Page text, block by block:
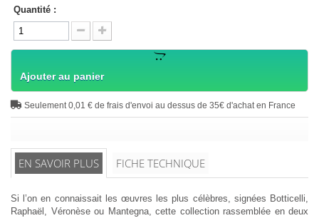
Quantité :
Ajouter au panier
Seulement 0,01 € de frais d'envoi au dessus de 35€ d'achat en France
EN SAVOIR PLUS FICHE TECHNIQUE
Si l’on en connaissait les œuvres les plus célèbres, signées Botticelli,
Raphaël, Véronèse ou Mantegna, cette collection rassemblée en deux